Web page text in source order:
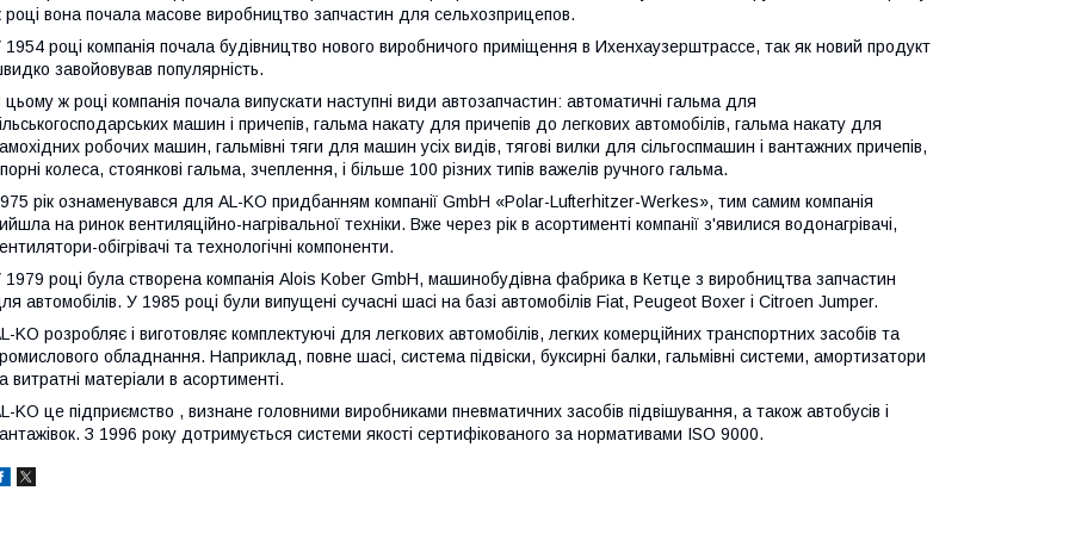
році вона почала масове виробництво запчастин для сельхозприцепов.
1954 році компанія почала будівництво нового виробничого приміщення в Ихенхаузерштрассе, так як новий продукт
завойовував популярність.
цьому ж році компанія почала випускати наступні види автозапчастин: автоматичні гальма для
машин і причепів, гальма накату для причепів до легкових автомобілів, гальма накату для
робочих машин, гальмівні тяги для машин усіх видів, тягові вилки для сільгоспмашин і вантажних причепів,
колеса, стоянкові гальма, зчеплення, і більше 100 різних типів важелів ручного гальма.
рік ознаменувався для AL-KO придбанням компанії GmbH «Polar-Lufterhitzer-Werkes», тим самим компанія
на ринок вентиляційно-нагрівальної техніки. Вже через рік в асортименті компанії з'явилися водонагрівачі,
обігрівачі та технологічні компоненти.
1979 році була створена компанія Alois Kober GmbH, машинобудівна фабрика в Кетце з виробництва запчастин
автомобілів. У 1985 році були випущені сучасні шасі на базі автомобілів Fiat, Peugeot Boxer і Citroen Jumper.
KO розробляє і виготовляє комплектуючі для легкових автомобілів, легких комерційних транспортних засобів та
обладнання. Наприклад, повне шасі, система підвіски, буксирні балки, гальмівні системи, амортизатори
витратні матеріали в асортименті.
KO це підприємство , визнане головними виробниками пневматичних засобів підвішування, а також автобусів і
З 1996 року дотримується системи якості сертифікованого за нормативами ISO 9000.